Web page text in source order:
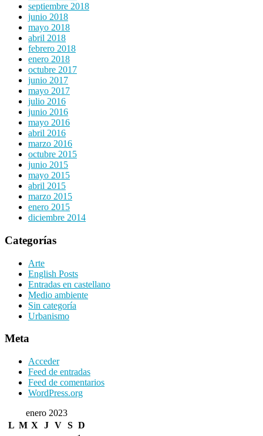
septiembre 2018
junio 2018
mayo 2018
abril 2018
febrero 2018
enero 2018
octubre 2017
junio 2017
mayo 2017
julio 2016
junio 2016
mayo 2016
abril 2016
marzo 2016
octubre 2015
junio 2015
mayo 2015
abril 2015
marzo 2015
enero 2015
diciembre 2014
Categorías
Arte
English Posts
Entradas en castellano
Medio ambiente
Sin categoría
Urbanismo
Meta
Acceder
Feed de entradas
Feed de comentarios
WordPress.org
enero 2023
L M X J V S D